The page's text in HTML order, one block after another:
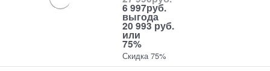
6 997руб.
выгода
20 993 руб.
или
75%
Скидка 75%